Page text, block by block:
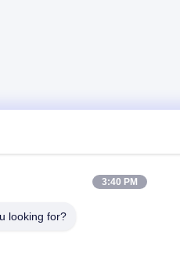
3:40 PM
looking for?